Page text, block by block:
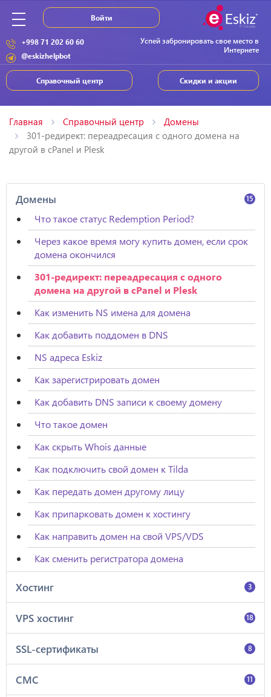
Успей забронировать свое место в
Интернете
+998 71 202 60 60
@eskizhelpbot
Скидки и акции
Справочный центр
Войти
Главная Справочный центр
Домены
301-редирект: переадресация с одного домена на
другой в cPanel и Plesk
Домены 15
Что такое статус Redemption Period?
Через какое время могу купить домен, если срок
домена окончился
301-редирект: переадресация с одного
домена на другой в cPanel и Plesk
Как изменить NS имена для домена
Как добавить поддомен в DNS
NS адреса Eskiz
Как зарегистрировать домен
Как добавить DNS записи к своему домену
Что такое домен
Как скрыть Whois данные
Как подключить свой домен к Tilda
Как передать домен другому лицу
Как припарковать домен к хостингу
Как направить домен на свой VPS/VDS
Как сменить регистратора домена
Хостинг 3
VPS хостинг 18
SSL-сертификаты 8
СМС 11